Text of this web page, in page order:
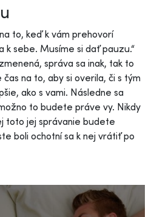
to, keď k vám prehovorí
k sebe. Musíme si dať pauzu.“
správa sa inak, tak to
na to, aby si overila, či s tým
ako s vami. Následne sa
to budete práve vy. Nikdy
toto jej správanie budete
boli ochotní sa k nej vrátiť po